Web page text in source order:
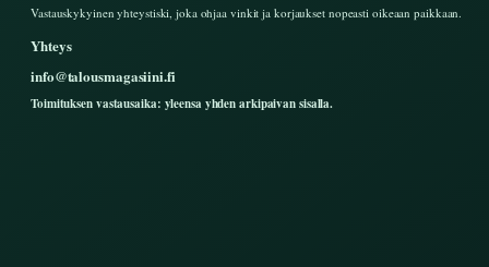
Vastauskykyinen yhteystiski, joka ohjaa vinkit ja korjaukset nopeasti oikeaan paikkaan.
Yhteys
info@talousmagasiini.fi
Toimituksen vastausaika: yleensa yhden arkipaivan sisalla.